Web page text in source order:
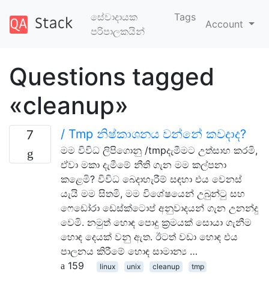
සේවාදායක
පරිපාලකයින්
Tags
Account
Questions tagged
«cleanup»
7 / Tmp නිෂ්කාශනය වන්නේ කවදාද?
මම විවිධ ලිපිගොනු /tmpදැමීමට උත්සාහ කරමි,
ඒවා මකා දැමීමේ නීති ගැන මම කල්පනා
කළෙමි? විවිධ බෙදාහැරීම් සඳහා එය වෙනස්
යැයි මම සිතමි, මම විශේෂයෙන් උබුන්ටු සහ
ෆෙඩෝරා ඩෙස්ක්ටොප් අනුවාදයන් ගැන උනන්දු
වෙමි. නමුත් හොඳ පොදු ක්‍රමයක් සොයා ගැනීම
හොඳ දෙයක් වනු ඇත. ඊටත් වඩා හොඳ එය
පාලනය කිරීමේ හොඳ සාමාන්‍ය …
159
linux unix cleanup tmp